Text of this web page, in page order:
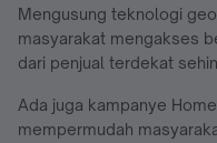
Mengusung teknologi
masyarakat mengakses
dari penjual terdekat
Ada juga kampanye
mempermudah